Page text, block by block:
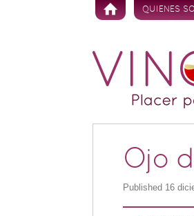
Skip to content
QUIENES
Ojo
Published 16